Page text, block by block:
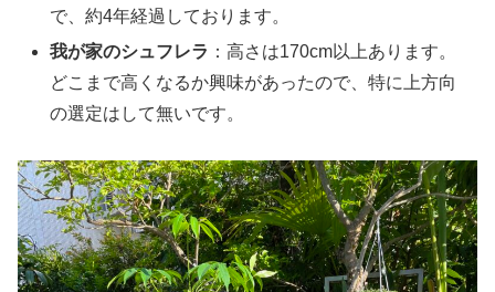
で、約4年経過しております。
我が家のシュフレラ ：高さは170cm以上あります。
どこまで高くなるか興味があったので、特に上方向
の選定はして無いです。